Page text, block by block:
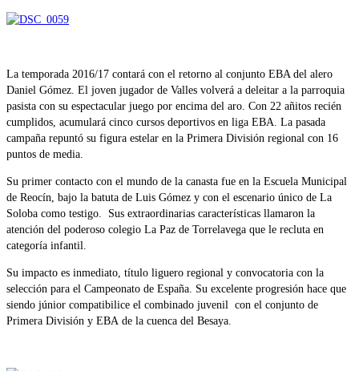
La temporada 2016/17 contará con el retorno al conjunto EBA del alero
Daniel Gómez. El joven jugador de Valles volverá a deleitar a la parroquia
pasista con su espectacular juego por encima del aro. Con 22 añitos recién
cumplidos, acumulará cinco cursos deportivos en liga EBA. La pasada
campaña repuntó su figura estelar en la Primera División regional con 16
puntos de media.
Su primer contacto con el mundo de la canasta fue en la Escuela Municipal
de Reocín, bajo la batuta de Luis Gómez y con el escenario único de La
Soloba como testigo. Sus extraordinarias características llamaron la
atención del poderoso colegio La Paz de Torrelavega que le recluta en
categoría infantil.
Su impacto es inmediato, título liguero regional y convocatoria con la
selección para el Campeonato de España. Su excelente progresión hace que
siendo júnior compatibilice el combinado juvenil con el conjunto de
Primera División y EBA de la cuenca del Besaya.